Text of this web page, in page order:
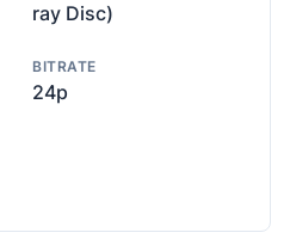
ray Disc)
BITRATE
24p